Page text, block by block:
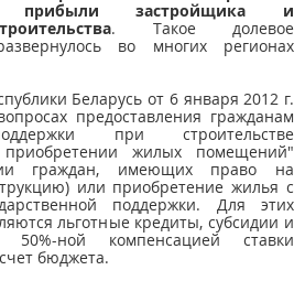
прибыли застройщика и
. Такое долевое
во многих регионах
Беларусь от 6 января 2012 г.
предоставления гражданам
при строительстве
приобретении жилых помещений"
граждан, имеющих право на
или приобретение жилья с
поддержки. Для этих
льготные кредиты, субсидии и
ной компенсацией ставки
бюджета.